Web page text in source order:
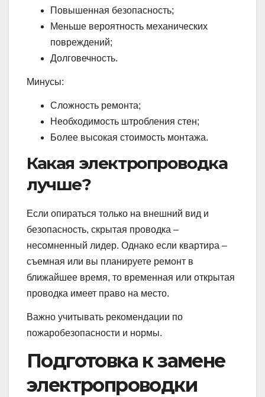
Повышенная безопасность;
Меньше вероятность механических
повреждений;
Долговечность.
Минусы:
Сложность ремонта;
Необходимость штробления стен;
Более высокая стоимость монтажа.
Какая электропроводка
лучше?
Если опираться только на внешний вид и
безопасность, скрытая проводка –
несомненный лидер. Однако если квартира –
съемная или вы планируете ремонт в
ближайшее время, то временная или открытая
проводка имеет право на место.
Важно учитывать рекомендации по
пожаробезопасности и нормы.
Подготовка к замене
электропроводки